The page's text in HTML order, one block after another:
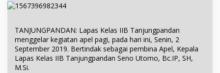
TANJUNGPANDAN: Lapas Kelas IIB Tanjungpandan
menggelar kegiatan apel pagi, pada hari ini, Senin, 2
September 2019. Bertindak sebagai pembina Apel, Kepala
Lapas Kelas IIB Tanjungpandan Seno Utomo, Bc.IP, SH,
M.Si.